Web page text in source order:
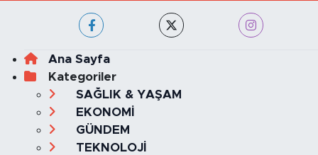
Ana Sayfa
Kategoriler
SAĞLIK & YAŞAM
EKONOMİ
GÜNDEM
TEKNOLOJİ